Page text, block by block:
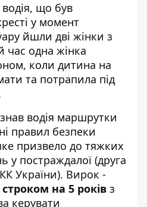
що був
у момент
йшли дві жінки з
час одна жінка
коли дитина на
та потрапила під
водія маршрутки
правил безпеки
призвело до тяжких
у постраждалої (друга
України). Вирок -
на 5 років з
керувати